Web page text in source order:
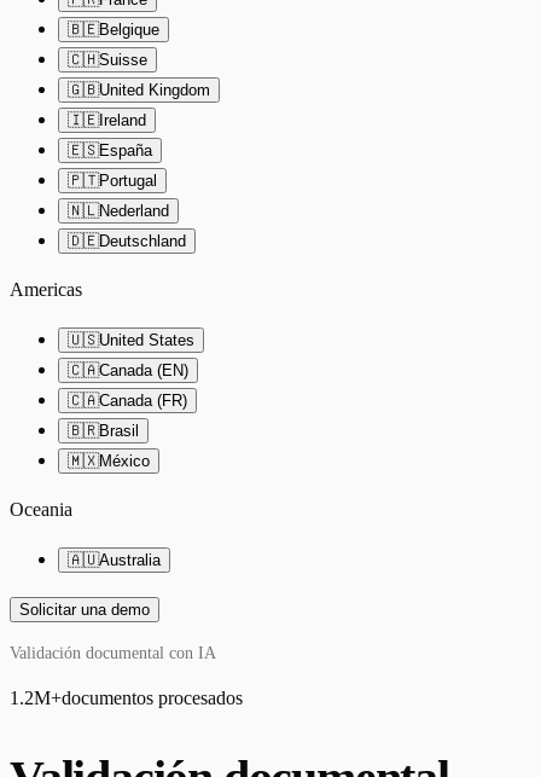
🇧🇪Belgique
🇨🇭Suisse
🇬🇧United Kingdom
🇮🇪Ireland
🇪🇸España
🇵🇹Portugal
🇳🇱Nederland
🇩🇪Deutschland
Americas
🇺🇸United States
🇨🇦Canada (EN)
🇨🇦Canada (FR)
🇧🇷Brasil
🇲🇽México
Oceania
🇦🇺Australia
Solicitar una demo
Validación documental con IA
1.2M+documentos procesados